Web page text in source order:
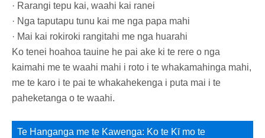
· Rarangi tepu kai, waahi kai ranei
· Nga taputapu tunu kai me nga papa mahi
· Mai kai rokiroki rangitahi me nga huarahi
Ko tenei hoahoa tauine he pai ake ki te rere o nga
kaimahi me te waahi mahi i roto i te whakamahinga mahi,
me te karo i te pai te whakahekenga i puta mai i te
paheketanga o te waahi.
Te Hanganga me te Kawenga: Ko te Kī mo te